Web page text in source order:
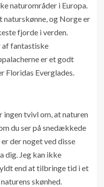
naturområder i Europa.
naturskønne, og Norge er
fjorde i verden.
af fantastiske
er et godt
Floridas Everglades.
ingen tvivl om, at naturen
du ser på snedækkede
der noget ved disse
dig. Jeg kan ikke
end at tilbringe tid i et
skønhed.